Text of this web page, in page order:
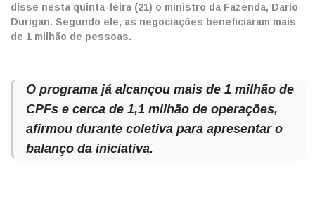
disse nesta quinta-feira (21) o ministro da Fazenda, Dario
Durigan. Segundo ele, as negociações beneficiaram mais
de 1 milhão de pessoas.
O programa já alcançou mais de 1 milhão de
CPFs e cerca de 1,1 milhão de operações,
afirmou durante coletiva para apresentar o
balanço da iniciativa.